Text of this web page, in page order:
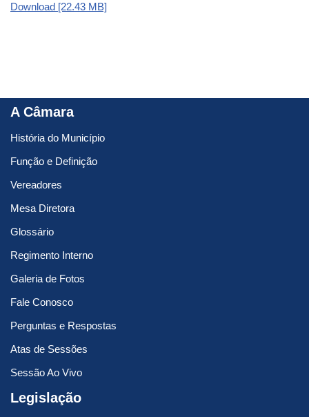
Download [22.43 MB]
A Câmara
História do Município
Função e Definição
Vereadores
Mesa Diretora
Glossário
Regimento Interno
Galeria de Fotos
Fale Conosco
Perguntas e Respostas
Atas de Sessões
Sessão Ao Vivo
Legislação